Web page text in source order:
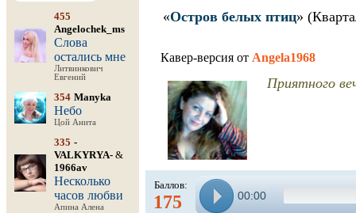
455
Angelochek_ms
Слова
остались мне
Литвинкович
Евгений
354 Manyka
Небо
Цой Анита
335 -
VALKYRYA- &
1966av
Несколько
часов любви
Апина Алена
«Остров белых птиц»
Кавер-версия от Angela1968
Приятного
Баллов:
175 00:00